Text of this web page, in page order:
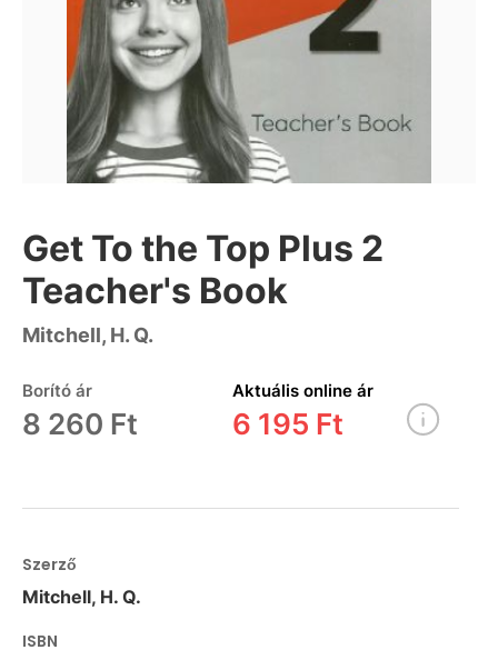
Get To the Top Plus 2
Teacher's Book
Mitchell, H. Q.
Borító ár
8 260 Ft
Aktuális online ár
6 195 Ft
Szerző
Mitchell, H. Q.
ISBN